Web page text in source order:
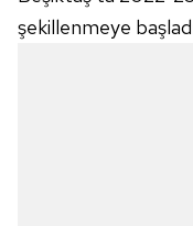
şekillenmeye